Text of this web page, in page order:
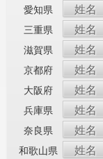
愛知県 姓名
三重県 姓名
滋賀県 姓名
京都府 姓名
大阪府 姓名
兵庫県 姓名
奈良県 姓名
和歌山県 姓名